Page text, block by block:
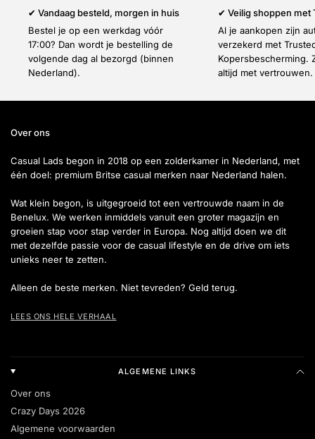
✔ Vandaag besteld, morgen in huis
Bestel je op een werkdag vóór
17:00? Dan wordt je bestelling de
volgende dag al bezorgd (binnen
Nederland).
✔ Veilig shoppen met
Al je aankopen zijn
verzekerd met
Kopersbescherming.
altijd met vertrouwen.
Over ons
Casual Lads begon in 2018 op een zolderkamer in Nederland, met
één doel: premium Britse casual merken naar Nederland halen.
Wat klein begon, is uitgegroeid tot een vertrouwde naam in de
Benelux. We werken inmiddels vanuit een groter magazijn en
groeien stap voor stap verder in Europa. Nog altijd doen we dit
met dezelfde passie voor de casual lifestyle en de drive om iets
unieks neer te zetten.
Alleen de beste merken. Niet tevreden? Geld terug.
LEES ONS HELE VERHAAL
ALGEMENE LINKS
Over ons
Crazy Days 2026
Algemene voorwaarden